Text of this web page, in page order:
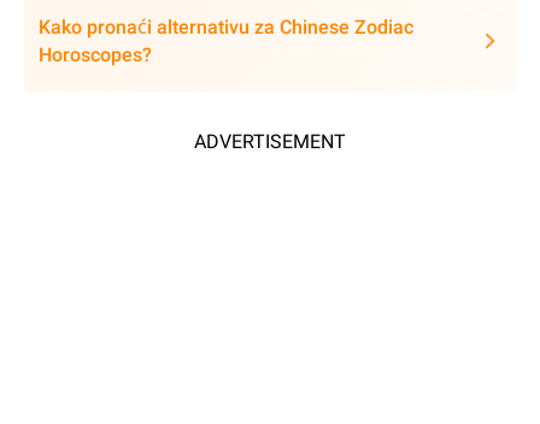
Kako pronaći alternativu za Chinese Zodiac
Horoscopes?
ADVERTISEMENT